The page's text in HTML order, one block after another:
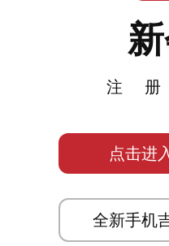
注
点击进
全新手机